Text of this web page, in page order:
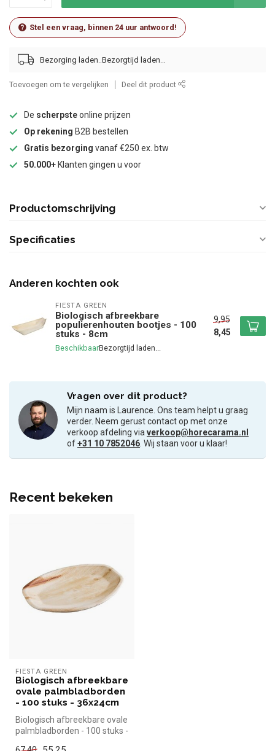
Stel een vraag, binnen 24 uur antwoord!
Bezorging laden..
Toevoegen om te vergelijken Deel dit product
De scherpsteonline prijzen
Op rekening B2B bestellen
Gratis bezorging vanaf €250 ex. btw
50.000+ Klanten gingen u voor
Productomschrijving
Specificaties
Anderen kochten ook
FIESTA GREEN
Biologisch afbreekbare
populierenhouten bootjes - 100
stuks - 8cm
Beschikbaar
9,95
8,45
Vragen over dit product?
Mijn naam is Laurence. Ons team helpt u graag
verder. Neem gerust contact op met onze
verkoop afdeling viaverkoop@horecarama.nl
of+31 10 7852046. Wij staan voor u klaar!
Recent bekeken
FIESTA GREEN
Biologisch afbreekbare
ovale palmbladborden
- 100 stuks - 36x24cm
Biologisch afbreekbare ovale
palmbladborden - 100 stuks -